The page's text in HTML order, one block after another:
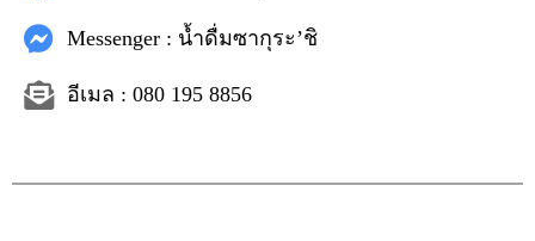
Messenger : น้ำดื่มซากุระ’ชิ
อีเมล : 080 195 8856